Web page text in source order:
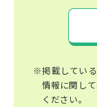
※掲載してい
情報に関し
ください。